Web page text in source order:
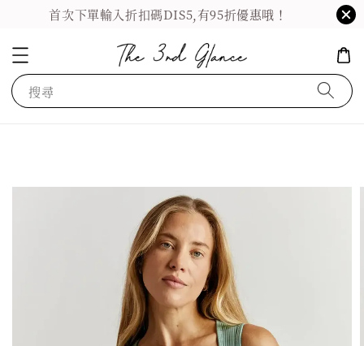
首次下單輸入折扣碼DIS5,有95折優惠哦！
搜尋